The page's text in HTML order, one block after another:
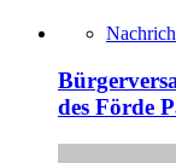
des Förde